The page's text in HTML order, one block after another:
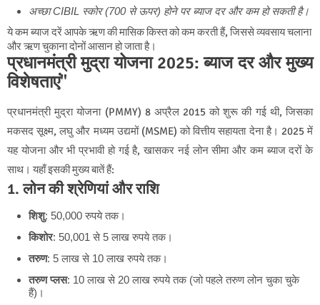
अच्छा CIBIL स्कोर (700 से ऊपर) होने पर ब्याज दर और कम हो सकती है।
ये कम ब्याज दरें आपके ऋण की मासिक किस्त को कम करती हैं, जिससे व्यवसाय चलाना
और ऋण चुकाना दोनों आसान हो जाता है।
प्रधानमंत्री मुद्रा योजना 2025: ब्याज दर और मुख्य
विशेषताएं"
प्रधानमंत्री मुद्रा योजना (PMMY) 8 अप्रैल 2015 को शुरू की गई थी, जिसका
मकसद सूक्ष्म, लघु और मध्यम उद्यमों (MSME) को वित्तीय सहायता देना है। 2025 में
यह योजना और भी प्रभावी हो गई है, खासकर नई लोन सीमा और कम ब्याज दरों के
साथ। यहाँ इसकी मुख्य बातें हैं:
1. लोन की श्रेणियां और राशि
शिशु: 50,000 रुपये तक।
किशोर: 50,001 से 5 लाख रुपये तक।
तरुण: 5 लाख से 10 लाख रुपये तक।
तरुण प्लस: 10 लाख से 20 लाख रुपये तक (जो पहले तरुण लोन चुका चुके
हैं)।